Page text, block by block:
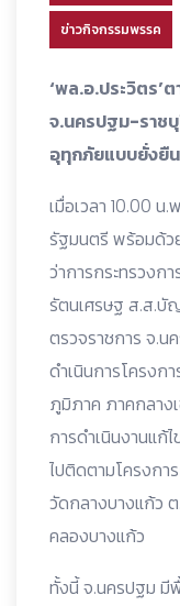
ข่าวกิจกรรมพรรค
‘พล.อ.ประวิตร
จ.นครปฐม-ราช
อุทุกภัยแบบยั่งยื
เมื่อเวลา 10.00
รัฐมนตรี พร้อมด้
ว่าการกระทรวงก
รัตนเศรษฐ ส.ส.บั
ตรวจราชการ จ.น
ดำเนินการโครงก
ภูมิภาค ภาคกลาง
การดำเนินงานแก้
ไปติดตามโครงกา
วัดกลางบางแก้ว
คลองบางแก้ว
ทั้งนี้ จ.นครปฐม มี